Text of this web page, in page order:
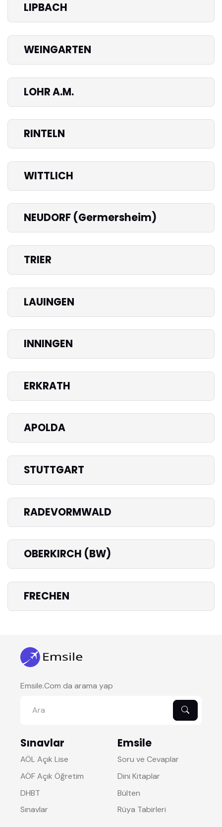
LIPBACH
WEINGARTEN
LOHR A.M.
RINTELN
WITTLICH
NEUDORF (Germersheim)
TRIER
LAUINGEN
INNINGEN
ERKRATH
APOLDA
STUTTGART
RADEVORMWALD
OBERKIRCH (BW)
FRECHEN
Emsile.Com da arama yap
Sınavlar
AÖL Açık Lise
AÖF Açık Öğretim
DHBT
Sınavlar
Emsile
Soru ve Cevaplar
Dini Kitaplar
Bülten
Rüya Tabirleri